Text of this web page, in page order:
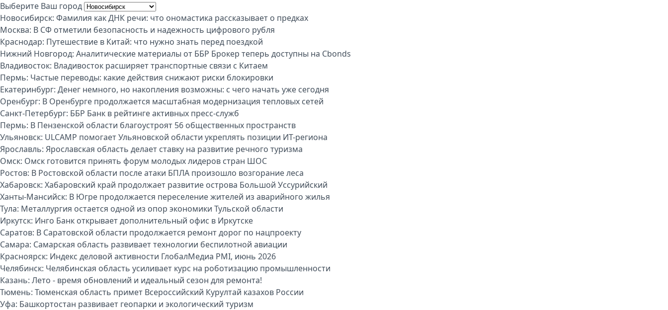
Выберите Ваш город
Новосибирск: Фамилия как ДНК речи: что ономастика рассказывает о предках
Москва: В СФ отметили безопасность и надежность цифрового рубля
Краснодар: Путешествие в Китай: что нужно знать перед поездкой
Нижний Новгород: Аналитические материалы от ББР Брокер теперь доступны на Cbonds
Владивосток: Владивосток расширяет транспортные связи с Китаем
Пермь: Частые переводы: какие действия снижают риски блокировки
Екатеринбург: Денег немного, но накопления возможны: с чего начать уже сегодня
Оренбург: В Оренбурге продолжается масштабная модернизация тепловых сетей
Санкт-Петербург: ББР Банк в рейтинге активных пресс-служб
Пермь: В Пензенской области благоустроят 56 общественных пространств
Ульяновск: ULCAMP помогает Ульяновской области укреплять позиции ИТ-региона
Ярославль: Ярославская область делает ставку на развитие речного туризма
Омск: Омск готовится принять форум молодых лидеров стран ШОС
Ростов: В Ростовской области после атаки БПЛА произошло возгорание леса
Хабаровск: Хабаровский край продолжает развитие острова Большой Уссурийский
Ханты-Мансийск: В Югре продолжается переселение жителей из аварийного жилья
Тула: Металлургия остается одной из опор экономики Тульской области
Иркутск: Инго Банк открывает дополнительный офис в Иркутске
Саратов: В Саратовской области продолжается ремонт дорог по нацпроекту
Самара: Самарская область развивает технологии беспилотной авиации
Красноярск: Индекс деловой активности ГлобалМедиа PMI, июнь 2026
Челябинск: Челябинская область усиливает курс на роботизацию промышленности
Казань: Лето - время обновлений и идеальный сезон для ремонта!
Тюмень: Тюменская область примет Всероссийский Курултай казахов России
Уфа: Башкортостан развивает геопарки и экологический туризм